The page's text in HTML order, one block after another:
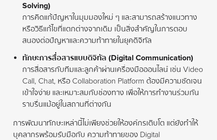
Solving)
การคิดแก้ปัญหาในมุมมองใหม่ ๆ และสามารถสร้างแนวทาง
หรือวิธีแก้ไขที่แตกต่างจากเดิม เป็นสิ่งสำคัญในการตอบ
สนองต่อปัญหาและความท้าทายในยุคดิจิทัล
ทักษะการสื่อสารแบบดิจิทัล (Digital Communication)
การสื่อสารกับทีมและลูกค้าผ่านเครื่องมือออนไลน์ เช่น Video
Call, Chat, หรือ Collaboration Platform ต้องมีความชัดเจน
เข้าใจง่าย และเหมาะสมกับช่องทาง เพื่อให้การทำงานร่วมกัน
ราบรื่นแม้อยู่ในสถานที่ต่างกัน
การพัฒนาทักษะเหล่านี้ไม่เพียงช่วยให้องค์กรเติบโต แต่ยังทำให้
บุคลากรพร้อมรับมือกับ ความท้าทายของ Digital